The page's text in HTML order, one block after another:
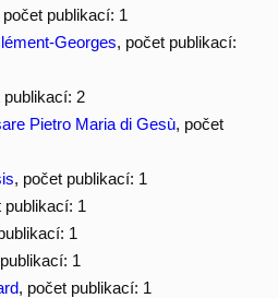
počet publikací: 1
Georges, počet publikací:
publikací: 2
Pietro Maria di Gesù, počet
, počet publikací: 1
publikací: 1
1
1
, počet publikací: 1